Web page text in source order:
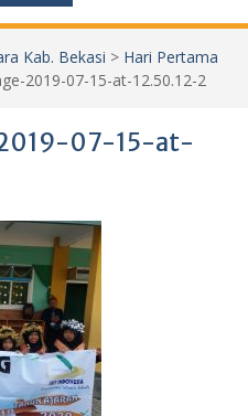
Kab. Bekasi > Hari Pertama
2019-07-15-at-12.50.12-2
07-15-at-